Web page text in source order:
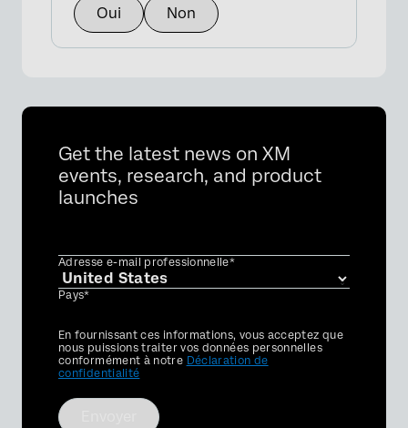
Oui
Non
Get the latest news on XM
events, research, and product
launches
Adresse e-mail professionnelle*
Pays*
Privacy
Optin
En fournissant ces informations, vous acceptez que
nous puissions traiter vos données personnelles
conformément à notre Déclaration de
confidentialité